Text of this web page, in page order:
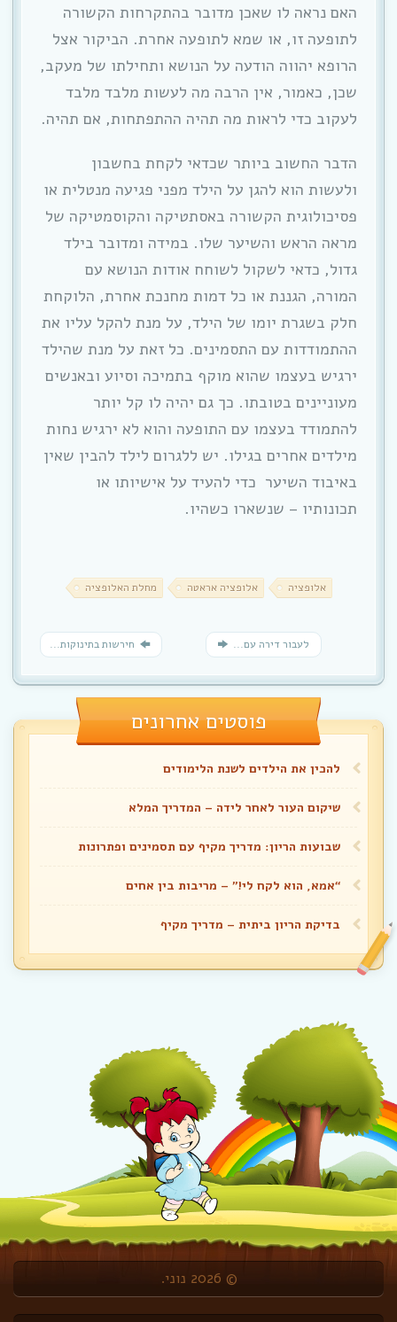
האם נראה לו שאכן מדובר בהתקרחות הקשורה
לתופעה זו, או שמא לתופעה אחרת. הביקור אצל
הרופא יהווה הודעה על הנושא ותחילתו של מעקב,
שכן, כאמור, אין הרבה מה לעשות מלבד מלבד
לעקוב כדי לראות מה תהיה ההתפתחות, אם תהיה.
הדבר החשוב ביותר שכדאי לקחת בחשבון
ולעשות הוא להגן על הילד מפני פגיעה מנטלית או
פסיכולוגית הקשורה באסתטיקה והקוסמטיקה של
מראה הראש והשיער שלו. במידה ומדובר בילד
גדול, כדאי לשקול לשוחח אודות הנושא עם
המורה, הגננת או כל דמות מחנכת אחרת, הלוקחת
חלק בשגרת יומו של הילד, על מנת להקל עליו את
ההתמודדות עם התסמינים. כל זאת על מנת שהילד
ירגיש בעצמו שהוא מוקף בתמיכה וסיוע ובאנשים
מעוניינים בטובתו. כך גם יהיה לו קל יותר
להתמודד בעצמו עם התופעה והוא לא ירגיש נחות
מילדים אחרים בגילו. יש ללגרום לילד להבין שאין
באיבוד השיער כדי להעיד על אישיותו או
תכונותיו – שנשארו כשהיו.
אלופציה אלופציה אראטה מחלת האלופציה
חירשות בתינוקות... לעבור דירה עם...
פוסטים אחרונים
להכין את הילדים לשנת הלימודים
שיקום העור לאחר לידה – המדריך המלא
שבועות הריון: מדריך מקיף עם תסמינים ופתרונות
“אמא, הוא לקח לי!” – מריבות בין אחים
בדיקת הריון ביתית – מדריך מקיף
© 2026 נוני.